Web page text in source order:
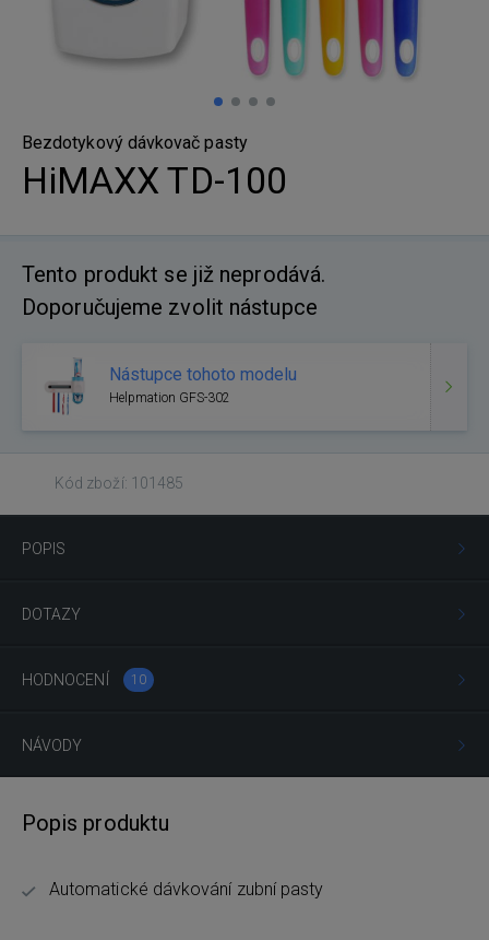
Bezdotykový dávkovač pasty
HiMAXX TD-100
Tento produkt se již neprodává.
Doporučujeme zvolit nástupce
Nástupce tohoto modelu
Helpmation GFS-302
Kód zboží: 101485
POPIS
DOTAZY
HODNOCENÍ 10
NÁVODY
Popis produktu
Automatické dávkování zubní pasty